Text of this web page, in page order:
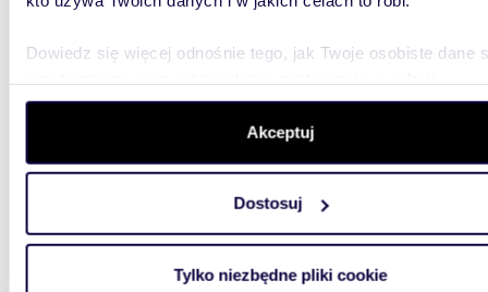
Dowiedz się więcej odnośnie tego, jak Twoje osobiste dane
szczegółów. W Deklaracji plików cookie możesz zmienić
wycofać swoją zgodę w dowolnej chwili.
aby oferować funkcje społecznościowe i analizować ruch w
witrynie. Informacje o tym, jak korzystasz z naszej witryny,
analitycznym. Partnerzy mogą połączyć te informacje z
Akceptuj
Dostosuj
Tylko niezbędne pliki cookie